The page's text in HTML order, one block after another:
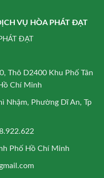
VỤ HÒA PHÁT ĐẠT
ĐẠT
Thô D2400 Khu Phố Tân
Chí Minh
Nhậm, Phường Dĩ An, Tp
Phố Hồ Chí Minh